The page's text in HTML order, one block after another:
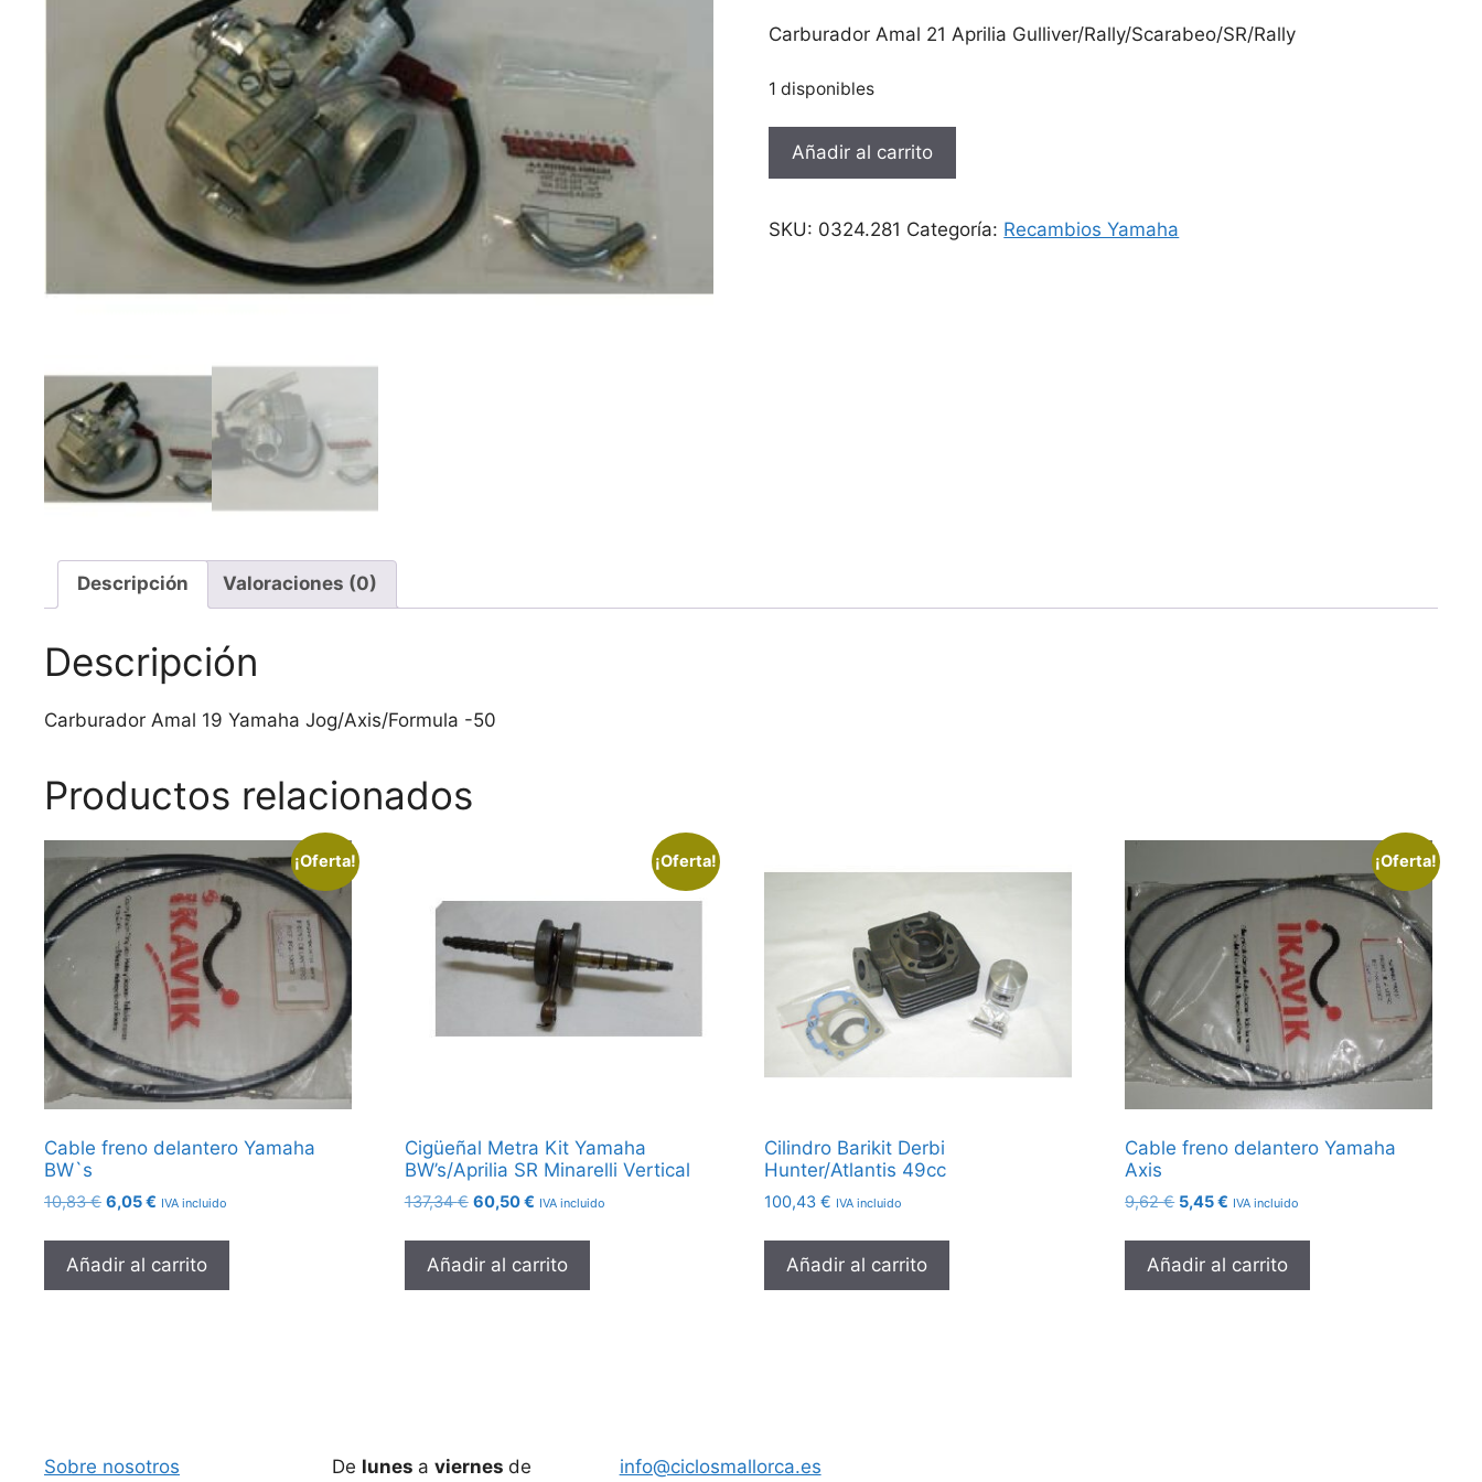
Carburador Amal 21 Aprilia Gulliver/Rally/Scarabeo/SR/Rally
1 disponibles
Carburador
Yamaha
Añadir al carrito
SKU: 0324.281 Categoría: Recambios Yamaha
Descripción Valoraciones (0)
Descripción
Carburador Amal 19 Yamaha Jog/Axis/Formula -50
Productos relacionados
¡Oferta!
Cable freno delantero Yamaha
BW`s
10,83€ El
original
era:
10,83 €.
6,05€ El
actual
es:
6,05 €.
IVA incluido
Añadir al carrito
¡Oferta!
Cigüeñal Metra Kit Yamaha
BW’s/Aprilia SR Minarelli Vertical
137,34€ El
original
era:
137,34 €.
60,50€El
actual
es:
60,50 €.
IVA incluido
Añadir al carrito
Cilindro Barikit Derbi
Hunter/Atlantis 49cc
100,43€ IVA incluido
Añadir al carrito
¡Oferta!
Cable freno delantero Yamaha
Axis
9,62€ El
original
era:
9,62 €.
5,45€ El
actual
es:
5,45 €.
IVA incluido
Añadir al carrito
Sobre nosotros De lunes a viernes de info@ciclosmallorca.es